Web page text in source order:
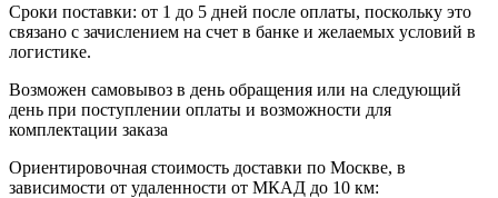
Сроки поставки: от 1 до 5 дней после оплаты, поскольку это
связано с зачислением на счет в банке и желаемых условий в
логистике.
Возможен самовывоз в день обращения или на следующий
день при поступлении оплаты и возможности для
комплектации заказа
Ориентировочная стоимость доставки по Москве, в
зависимости от удаленности от МКАД до 10 км: